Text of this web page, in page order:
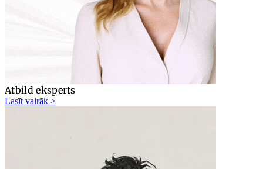
Atbild eksperts
Lasīt vairāk >